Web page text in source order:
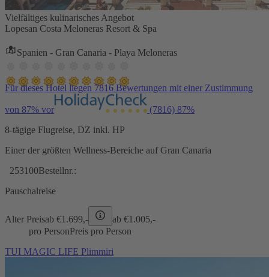
Vielfältiges kulinarisches Angebot
Lopesan Costa Meloneras Resort & Spa
Spanien - Gran Canaria - Playa Meloneras
Für dieses Hotel liegen 7816 Bewertungen mit einer Zustimmung
von 87% vor (7816) 87%
8-tägige Flugreise, DZ inkl. HP
Einer der größten Wellness-Bereiche auf Gran Canaria
253100Bestellnr.:
Pauschalreise
Alter Preisab €1.699,- ab €1.005,-
pro PersonPreis pro Person
TUI MAGIC LIFE Plimmiri